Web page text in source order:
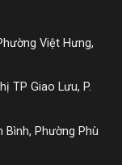
Việt Hưng,
TP Giao Lưu, P.
Bình, Phường Phù